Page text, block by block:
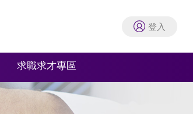
求職求才專區
登入